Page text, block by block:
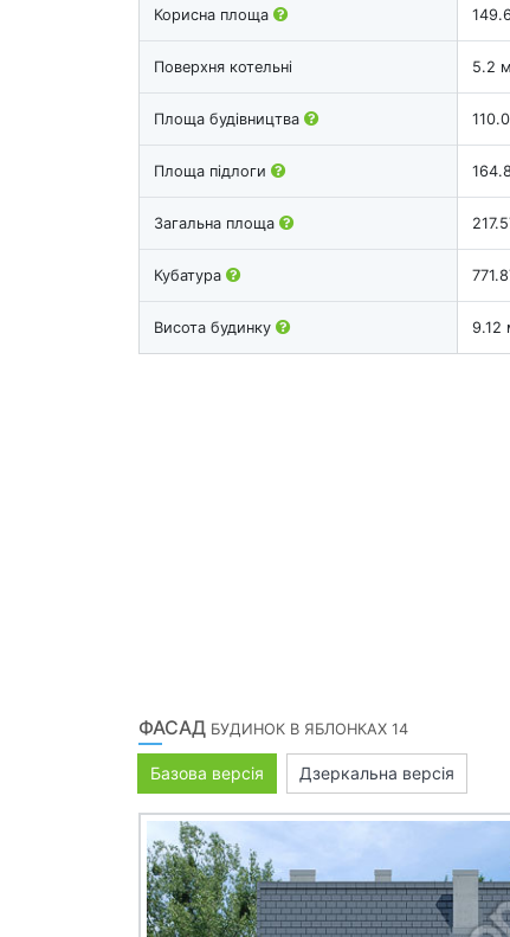
Корисна площа
Поверхня котельні 5.2 м
Площа будівництва
Площа підлоги
Загальна площа
Кубатура
Висота будинку 9.12
ФАСАД БУДИНОК В ЯБЛОНКАХ 14
Базова версія Дзеркальна версія